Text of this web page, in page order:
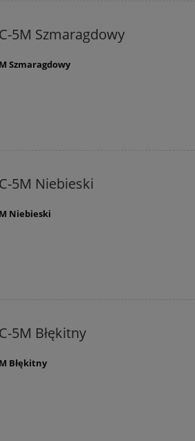
5M Szmaragdowy
Szmaragdowy
5M Niebieski
Niebieski
5M Błękitny
Błękitny